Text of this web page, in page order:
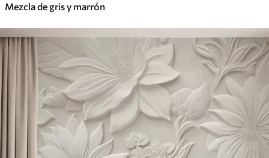
Mezcla de gris y marrón